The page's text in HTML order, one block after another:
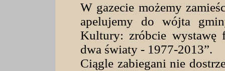
W gazecie możemy
apelujemy do wójta
Kultury: zróbcie wystawę
dwa światy - 1977-2013”.
Ciągle zabiegani nie